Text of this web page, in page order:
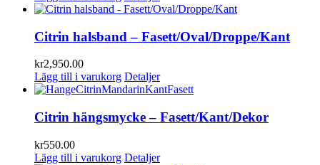
Citrin halsband – Fasett/Oval/Droppe/Kant
kr2,950.00
Lägg till i varukorg Detaljer
Citrin hängsmycke – Fasett/Kant/Dekor
kr550.00
Lägg till i varukorg Detaljer